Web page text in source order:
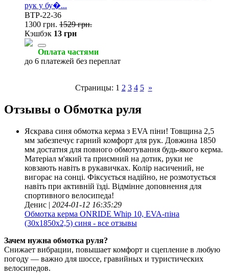
рук у бу�...
BTP-22-36
1300 грн. 1529 грн.
Кэшбэк 13 грн
Оплата частями
до 6 платежей без переплат
Страницы: 1 2 3 4 5 »
Отзывы о Обмотка руля
Яскрава синя обмотка керма з EVA піни! Товщина 2,5
мм забезпечує гарний комфорт для рук. Довжина 1850
мм достатня для повного обмотування будь-якого керма.
Матеріал м'який та приємний на дотик, руки не
ковзають навіть в рукавичках. Колір насичений, не
вигорає на сонці. Фіксується надійно, не розмотується
навіть при активній їзді. Відмінне доповнення для
спортивного велосипеда!
Денис | 2024-01-12 16:35:29
Обмотка керма ONRIDE Whip 10, EVA-піна
(30х1850х2,5) синя - все отзывы
Зачем нужна обмотка руля?
Снижает вибрации, повышает комфорт и сцепление в любую
погоду — важно для шоссе, гравийных и туристических
велосипедов.